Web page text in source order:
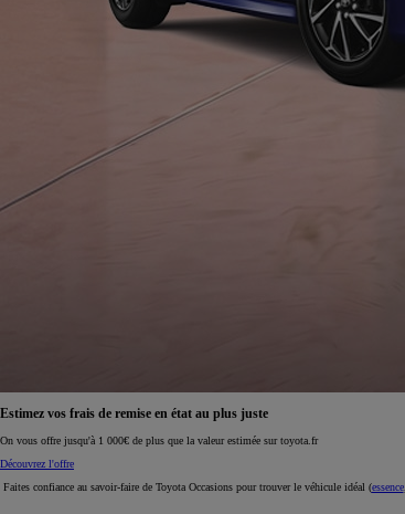
Nouvelle Yaris Cross
Disponible prochainement
Faites confiance au savoir-faire de Toyota Occasions pour trouver le véhicule idéal (essence,